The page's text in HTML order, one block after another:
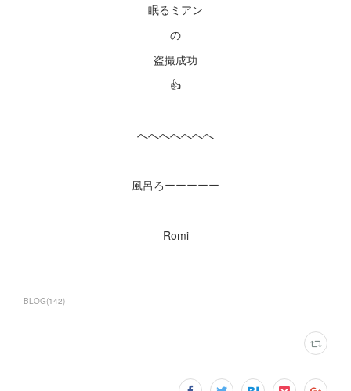
眠るミアン
の
盗撮成功
👍
へへへへへへへ
風呂ろーーーーー
Romi
BLOG(142)